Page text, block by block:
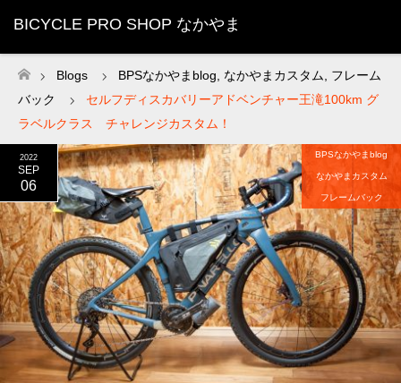
BICYCLE PRO SHOP なかやま
ホーム
Blogs BPSなかやまblog なかやまカスタム
フレーム
バック
セルフディスカバリーアドベンチャー王滝100km グ
ラベルクラス チャレンジカスタム！
2022
SEP
06
BPSなかやまblog
なかやまカスタム
フレームバック